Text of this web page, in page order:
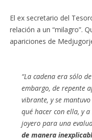
El ex secretario del
relación a un “milagro”.
apariciones de
“La cadena era sólo
embargo, de repente
vibrante, y se
qué hacer con ella, y
joyero para una
de manera